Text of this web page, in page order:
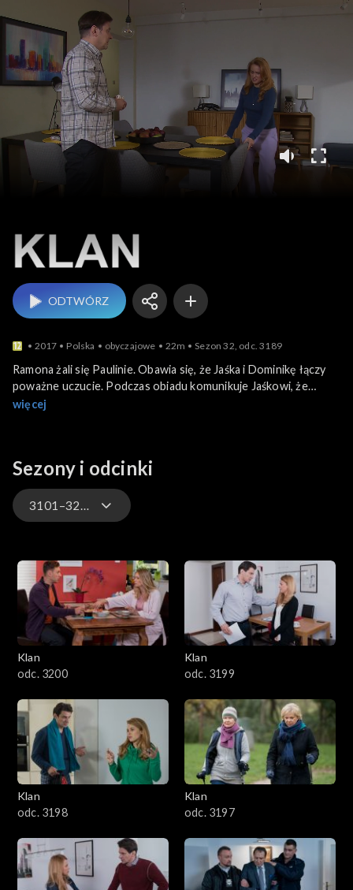
Klan
ODTWÓRZ
2017 Polska obyczajowe 22m Sezon 32, odc. 3189
Ramona żali się Paulinie. Obawia się, że Jaśka i Dominikę łączy
poważne uczucie. Podczas obiadu komunikuje Jaśkowi, że
spodziewa się dziecka i bacznie obserwuje jego reakcję. Ola
więcej
Sezony i odcinki
3101–3200
4601–4700
4501–4600
4401–4500
4301–4400
4201–4300
4101–4200
3901–4000
Klan
odc. 3200
Klan
odc. 3199
Klan
odc. 3198
Klan
odc. 3197